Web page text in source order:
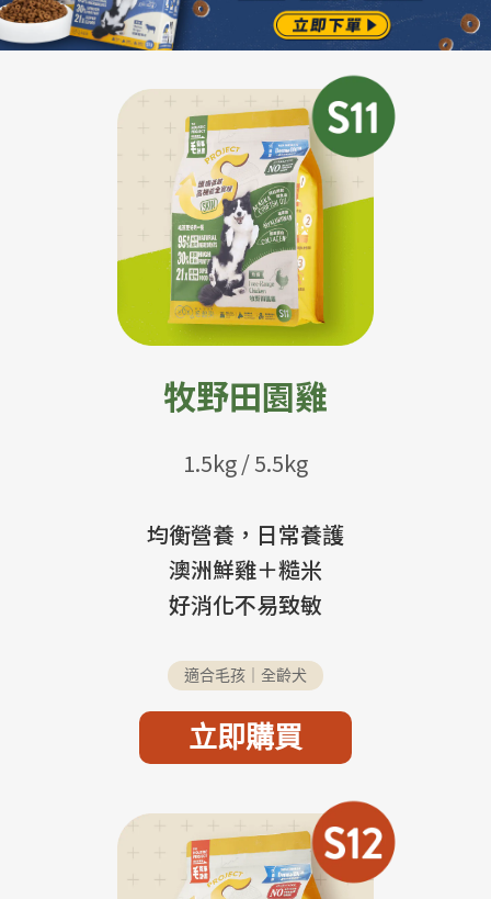
牧野田園雞
1.5kg / 5.5kg
均衡營養，日常養護
澳洲鮮雞＋糙米
好消化不易致敏
適合毛孩｜全齡犬
立即購買